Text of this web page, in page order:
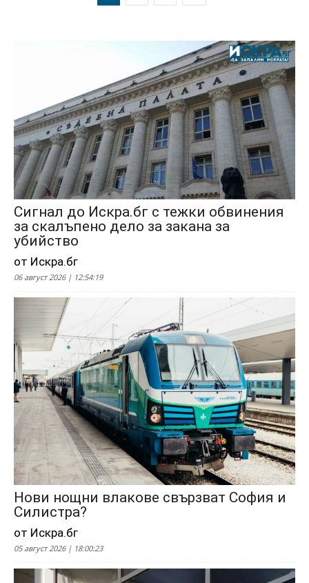
Сигнал до Искра.бг с тежки обвинения
за скалъпено дело за закана за
убийство
от Искра.бг
06 август 2026 | 12:54:19
Нови нощни влакове свързват София и
Силистра?
от Искра.бг
05 август 2026 | 18:00:23